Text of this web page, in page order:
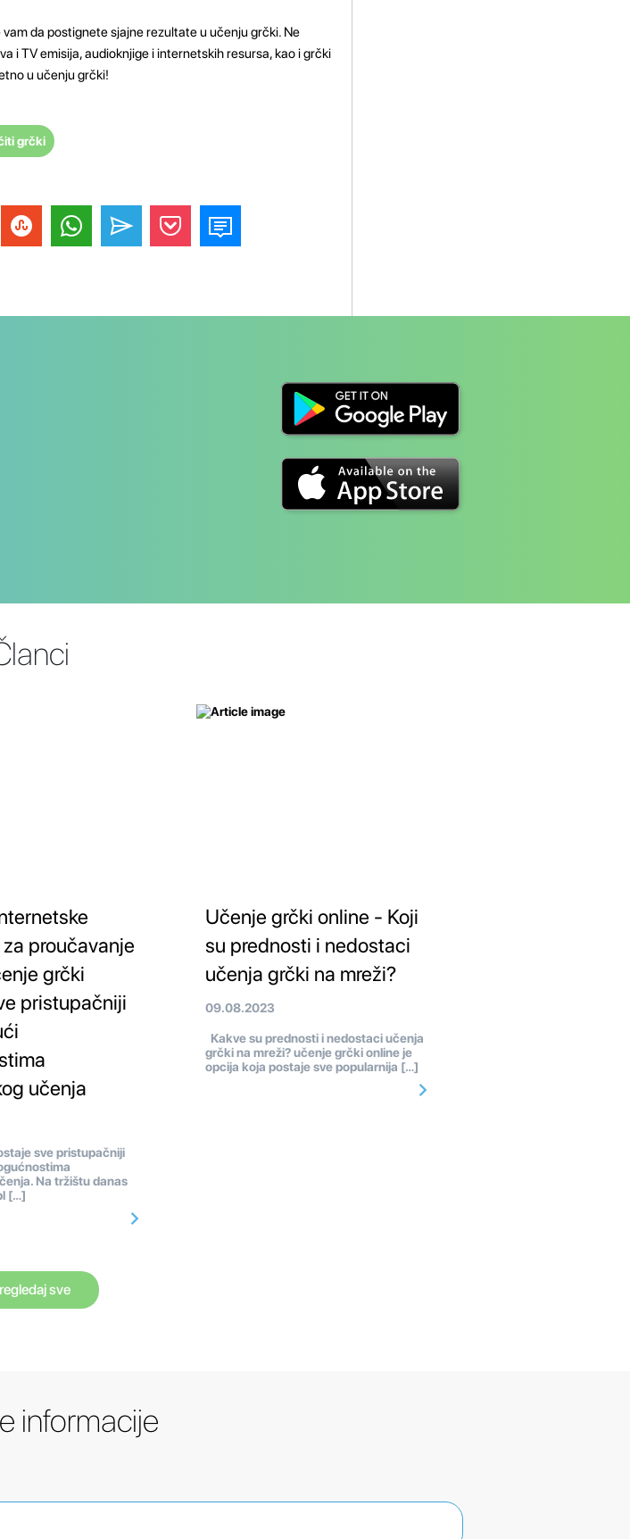
da postignete sjajne rezultate u učenju grčki. Ne
i TV emisija, audioknjige i internetskih resursa, kao i grčki
u učenju grčki!
grčki
proučavanje
grčki
pristupačniji
učenja
sve pristupačniji
Na tržištu danas
[…]
Učenje grčki online - Koji
su prednosti i nedostaci
učenja grčki na mreži?
09.08.2023
Kakve su prednosti i nedostaci učenja
grčki na mreži? učenje grčki online je
opcija koja postaje sve popularnija […]
sve
informacije